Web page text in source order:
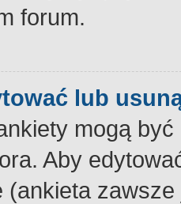
forum.
lub
mogą
Aby
(ankieta